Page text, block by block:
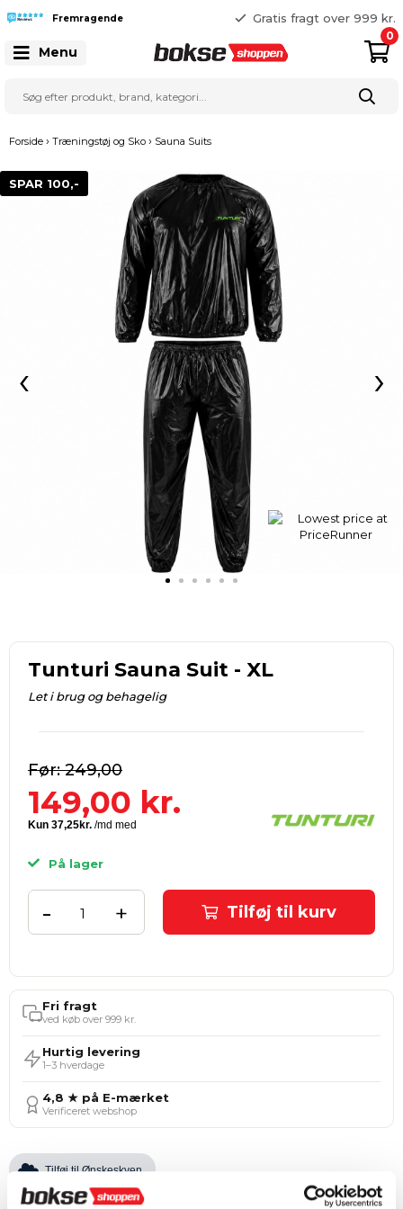
Gratis fragt over 999 kr.
25 127 127
Fremragende
Menu
0
Forside › Træningstøj og Sko › Sauna Suits
SPAR 100,-
‹ ›
Tunturi Sauna Suit - XL
Let i brug og behagelig
249,00
149,00 kr.
På lager
+
- Tilføj til kurv
Fri fragt
ved køb over 999 kr.
Hurtig levering
1–3 hverdage
4,8 ★ på E-mærket
Verificeret webshop
Tilføj til Ønskeskyen